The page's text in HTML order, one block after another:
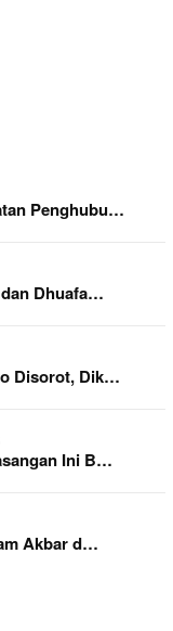
Penghubu…
Dhuafa…
Disorot, Dik…
Ini B…
Akbar d…